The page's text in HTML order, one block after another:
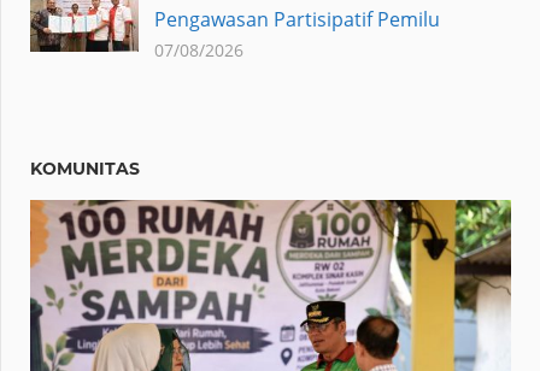
Pengawasan Partisipatif Pemilu
07/08/2026
KOMUNITAS